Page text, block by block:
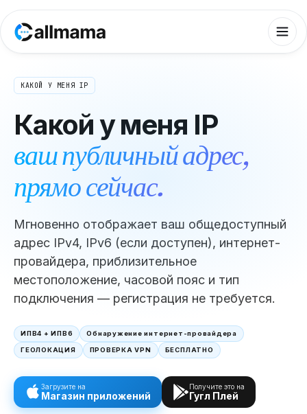
КАКОЙ У МЕНЯ IP
Какой у меня IP
ваш публичный адрес,
прямо сейчас.
Мгновенно отображает ваш общедоступный
адрес IPv4, IPv6 (если доступен), интернет-
провайдера, приблизительное
местоположение, часовой пояс и тип
подключения — регистрация не требуется.
ИПВ4 + ИПВ6 Обнаружение интернет-провайдера
ГЕОЛОКАЦИЯ ПРОВЕРКА VPN БЕСПЛАТНО
Загрузите на
Магазин приложений
Получите это на
Гугл Плей